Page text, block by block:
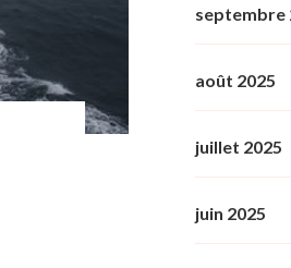
septembre
août 2025
juillet 2025
juin 2025